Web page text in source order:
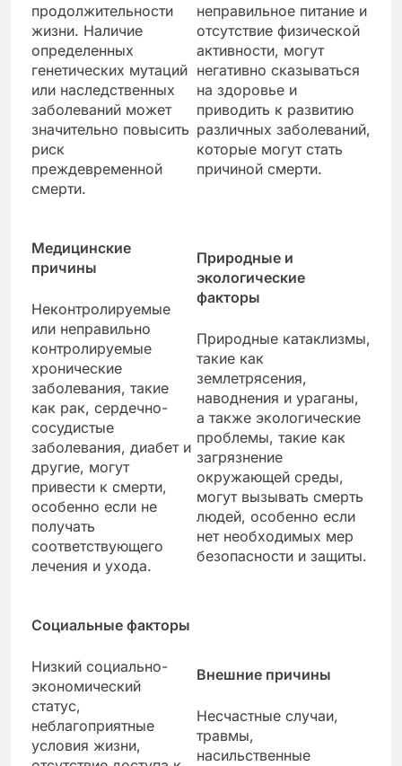
продолжительности
жизни. Наличие
определенных
генетических мутаций
или наследственных
заболеваний может
значительно повысить
риск
преждевременной
смерти.
неправильное питание и
отсутствие физической
активности, могут
негативно сказываться
на здоровье и
приводить к развитию
различных заболеваний,
которые могут стать
причиной смерти.
Медицинские
причины
Неконтролируемые
или неправильно
контролируемые
хронические
заболевания, такие
как рак, сердечно-
сосудистые
заболевания, диабет и
другие, могут
привести к смерти,
особенно если не
получать
соответствующего
лечения и ухода.
Природные и
экологические
факторы
Природные катаклизмы,
такие как
землетрясения,
наводнения и ураганы,
а также экологические
проблемы, такие как
загрязнение
окружающей среды,
могут вызывать смерть
людей, особенно если
нет необходимых мер
безопасности и защиты.
Социальные факторы
Низкий социально-
экономический
статус,
неблагоприятные
условия жизни,
Внешние причины
Несчастные случаи,
травмы,
насильственные